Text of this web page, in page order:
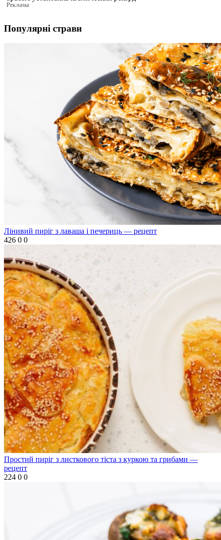
Реклама
Популярні страви
Лінивий пиріг з лаваша і печериць — рецепт
426 0 0
Простий пиріг з листкового тіста з куркою та грибами —
рецепт
224 0 0